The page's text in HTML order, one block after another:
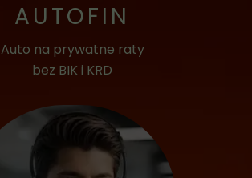
AUTOFIN
Auto na prywatne raty
bez BIK i KRD